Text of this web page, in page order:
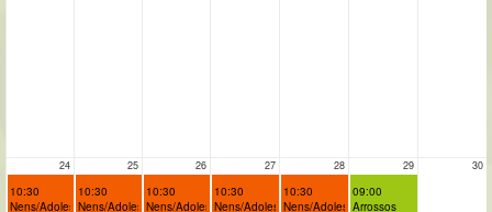
24 25 26 27 28 29 30
09:00
Arrossos
10:30
Nens/Adolescents
10:30
Nens/Adolescents:
10:30
Nens/Adolescents:
10:30
Nens/Adolescents:
10:30
Nens/Adolescents: